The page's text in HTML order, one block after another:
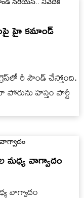
హై కమాండ్
రీ సౌండ్ చేస్తోంది.
హస్తం పార్టీ
మధ్య వాగ్వాదం
వాగ్వాదం